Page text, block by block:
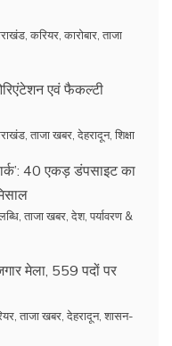
करियर कारोबार ताजा
एवं फैकल्टी
ताजा खबर देहरादून, शिक्षा
40 एकड़ डंपसाइट का
ताजा खबर देश, पर्यावरण &
मेला, 559 पदों पर
ताजा खबर देहरादून, शासन-